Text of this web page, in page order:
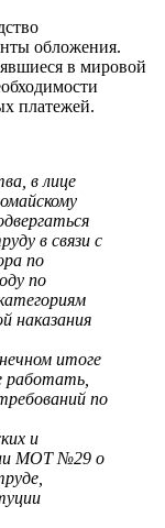
обложения.
в мировой
платежей.
в лице
в связи с
по
по
наказания
итоге
работать,
по
и
МОТ №29 о